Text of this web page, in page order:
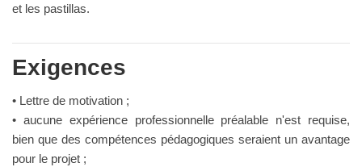
et les pastillas.
Exigences
• Lettre de motivation ;
• aucune expérience professionnelle préalable n'est requise,
bien que des compétences pédagogiques seraient un avantage
pour le projet ;